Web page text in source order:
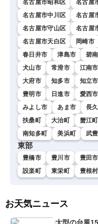
名古屋市昭和区 名古屋
名古屋市中川区
名古屋
名古屋市守山区
名古屋
名古屋市天白区
岡崎市
春日井市
津島市 碧
犬山市
常滑市 江南市
大府市
知多市 知立市
豊明市
日進市 愛西市
みよし市
あま市 長
扶桑町
大治町 蟹江町
南知多町
美浜町 武
東部
豊橋市 豊川市 豊田市
設楽町
東栄町 豊根村
お天気ニュース
大型の台風